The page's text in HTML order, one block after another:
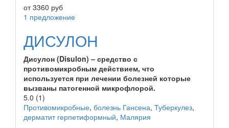
от3360 руб
1 предложение
ДИСУЛОН
Дисулон (Disulon) – средство с
противомикробным действием, что
используется при лечении болезней которые
вызваны патогенной микрофлорой.
5.0 (1)
Противомикробные, болезнь Гансена, Туберкулез,
дерматит герпетиформный, Малярия